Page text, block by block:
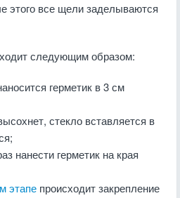
этого все щели заделываются
следующим образом:
герметик в 3 см
стекло вставляется в
нанести герметик на края
этапе происходит закрепление